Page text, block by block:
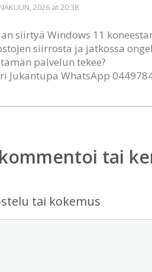
2026 at 20:38
siirtyä Windows 11
siirrosta ja jatkossa
palvelun tekee?
Jukantupa WhatsApp
tai
tai kokemus